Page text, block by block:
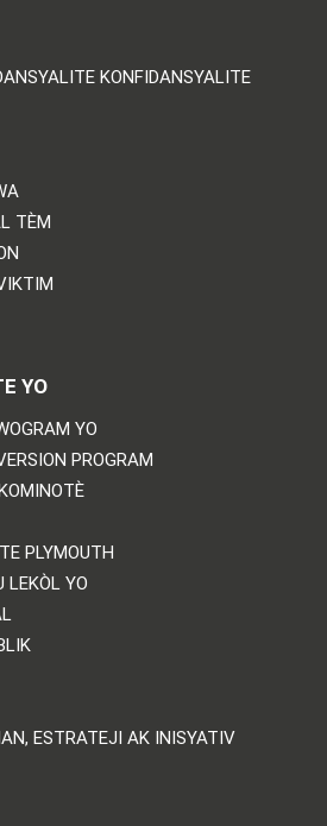
KONFIDANSYALITE
TÈM
YO
YO
PROGRAM
PLYMOUTH
LEKÒL YO
ESTRATEJI AK INISYATIV